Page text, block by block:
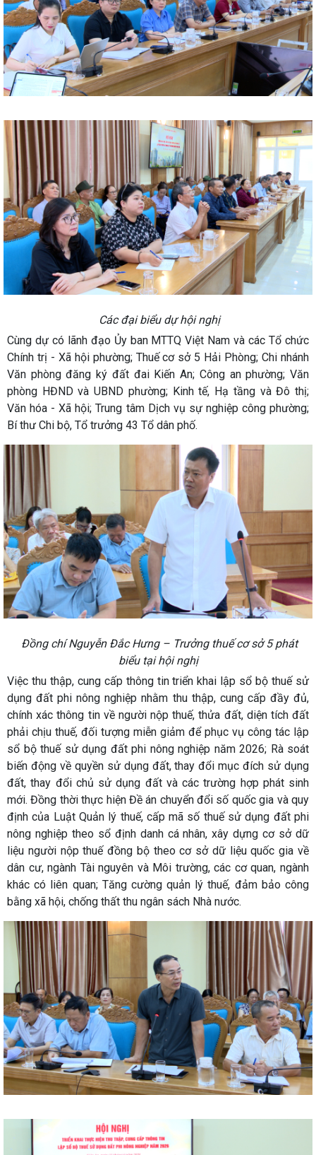
Các đại biểu dự hội nghị
Cùng dự có lãnh đạo Ủy ban MTTQ Việt Nam và các Tổ chức
Chính trị - Xã hội phường; Thuế cơ sở 5 Hải Phòng; Chi nhánh
Văn phòng đăng ký đất đai Kiến An; Công an phường; Văn
phòng HĐND và UBND phường; Kinh tế, Hạ tầng và Đô thị;
Văn hóa - Xã hội; Trung tâm Dịch vụ sự nghiệp công phường;
Bí thư Chi bộ, Tổ trưởng 43 Tổ dân phố.
Đồng chí Nguyễn Đắc Hưng – Trưởng thuế cơ sở 5 phát
biểu tại hội nghị
Việc thu thập, cung cấp thông tin triển khai lập sổ bộ thuế sử
dụng đất phi nông nghiệp nhằm thu thập, cung cấp đầy đủ,
chính xác thông tin về người nộp thuế, thửa đất, diện tích đất
phải chịu thuế, đối tượng miễn giảm để phục vụ công tác lập
sổ bộ thuế sử dụng đất phi nông nghiệp năm 2026; Rà soát
biến động về quyền sử dụng đất, thay đổi mục đích sử dụng
đất, thay đổi chủ sử dụng đất và các trường hợp phát sinh
mới. Đồng thời thực hiện Đề án chuyển đổi số quốc gia và quy
định của Luật Quản lý thuế, cấp mã số thuế sử dụng đất phi
nông nghiệp theo sổ định danh cá nhân, xây dựng cơ sở dữ
liệu người nộp thuế đồng bộ theo cơ sở dữ liệu quốc gia về
dân cư, ngành Tài nguyên và Môi trường, các cơ quan, ngành
khác có liên quan; Tăng cường quản lý thuế, đảm bảo công
bằng xã hội, chống thất thu ngân sách Nhà nước.